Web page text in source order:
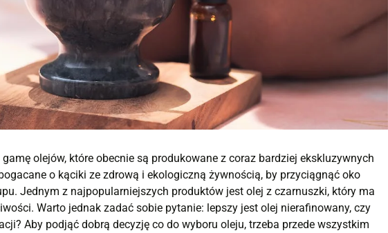
olejów, które obecnie są produkowane z coraz bardziej ekskluzywnych
o kąciki ze zdrową i ekologiczną żywnością, by przyciągnąć oko
Jednym z najpopularniejszych produktów jest olej z czarnuszki, który ma
Warto jednak zadać sobie pytanie: lepszy jest olej nierafinowany, czy
Aby podjąć dobrą decyzję co do wyboru oleju, trzeba przede wszystkim